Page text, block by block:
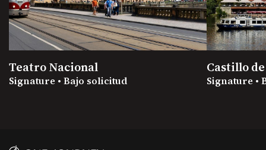
Teatro Nacional
Signature • Bajo solicitud
Castillo
Signature •